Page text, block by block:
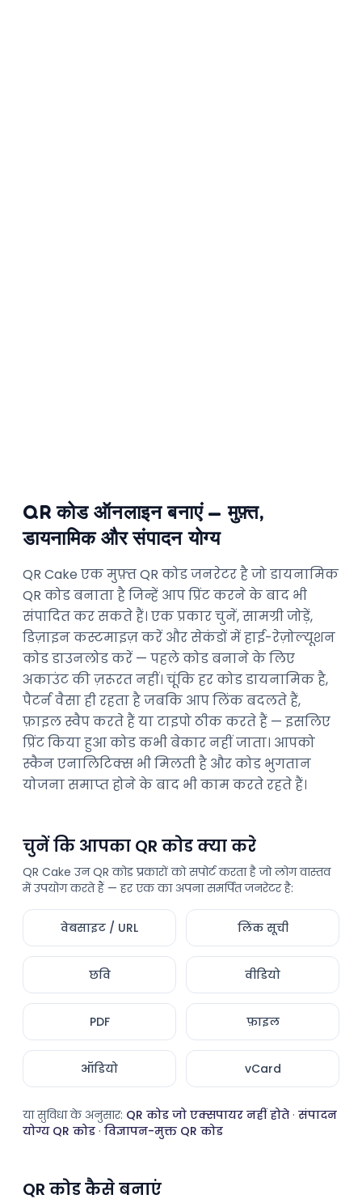
QR कोड ऑनलाइन बनाएं — मुफ़्त,
डायनामिक और संपादन योग्य
QR Cake एक मुफ़्त QR कोड जनरेटर है जो डायनामिक
QR कोड बनाता है जिन्हें आप प्रिंट करने के बाद भी
संपादित कर सकते हैं। एक प्रकार चुनें, सामग्री जोड़ें,
डिज़ाइन कस्टमाइज़ करें और सेकंडों में हाई-रेज़ोल्यूशन
कोड डाउनलोड करें — पहले कोड बनाने के लिए
अकाउंट की ज़रूरत नहीं। चूंकि हर कोड डायनामिक है,
पैटर्न वैसा ही रहता है जबकि आप लिंक बदलते हैं,
फ़ाइल स्वैप करते हैं या टाइपो ठीक करते हैं — इसलिए
प्रिंट किया हुआ कोड कभी बेकार नहीं जाता। आपको
स्कैन एनालिटिक्स भी मिलती है और कोड भुगतान
योजना समाप्त होने के बाद भी काम करते रहते हैं।
चुनें कि आपका QR कोड क्या करे
QR Cake उन QR कोड प्रकारों को सपोर्ट करता है जो लोग वास्तव
में उपयोग करते हैं — हर एक का अपना समर्पित जनरेटर है:
वेबसाइट / URL लिंक सूची
छवि वीडियो
PDF फ़ाइल
ऑडियो vCard
या सुविधा के अनुसार: QR कोड जो एक्सपायर नहीं होते · संपादन
योग्य QR कोड · विज्ञापन-मुक्त QR कोड
QR कोड कैसे बनाएं